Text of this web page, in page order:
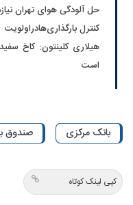
حل آلودگی هوای تهران
کنترل بارگذاری‌هادراولویت
هیلاری کلینتون: کاخ
است
بانک مرکزی صندوق
کپی لینک کوتاه